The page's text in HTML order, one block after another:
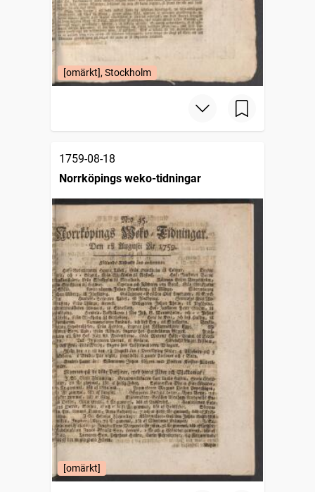
[omärkt], Stockholm
1759-08-18
Norrköpings weko-tidningar
[omärkt]